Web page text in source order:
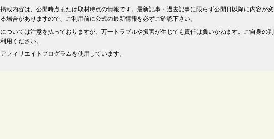
載内容は、公開時点または取材時点の情報です。最新記事・過去記事に限らず公開日以降に内容が変
場合がありますので、ご利用前に公式の最新情報を必ずご確認下さい。
ついては注意を払っておりますが、万一トラブルや損害が生じても責任は負いかねます。ご自身の判
用ください。
フィリエイトプログラムを使用しています。